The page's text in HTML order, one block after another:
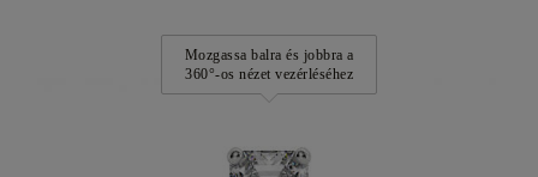
Mozgassa balra és jobbra a
360°-os nézet vezérléséhez